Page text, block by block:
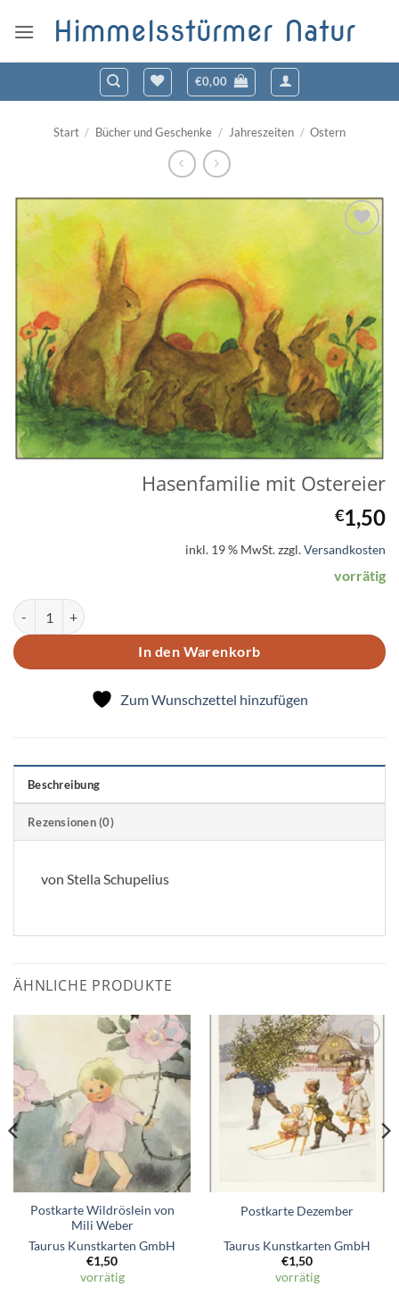
Inhalt
Himmelsstürmer Natur
€0,00
Start / Bücher und Geschenke / Jahreszeiten / Ostern
Wunschzettel
hinzufügen
Hasenfamilie mit Ostereier
€1,50
inkl. 19 % MwSt.zzgl.Versandkosten
vorrätig
Hasenfamilie mit Ostereier Menge
In den Warenkorb
Zum Wunschzettel hinzufügen
Beschreibung
Rezensionen (0)
von Stella Schupelius
ÄHNLICHE PRODUKTE
Zum
Wunschzettel
hinzufügen
Postkarte Wildröslein von
Mili Weber
Taurus Kunstkarten GmbH
€1,50
vorrätig
Zum
Wunschzettel
hinzufügen
Postkarte Dezember
Taurus Kunstkarten GmbH
€1,50
vorrätig